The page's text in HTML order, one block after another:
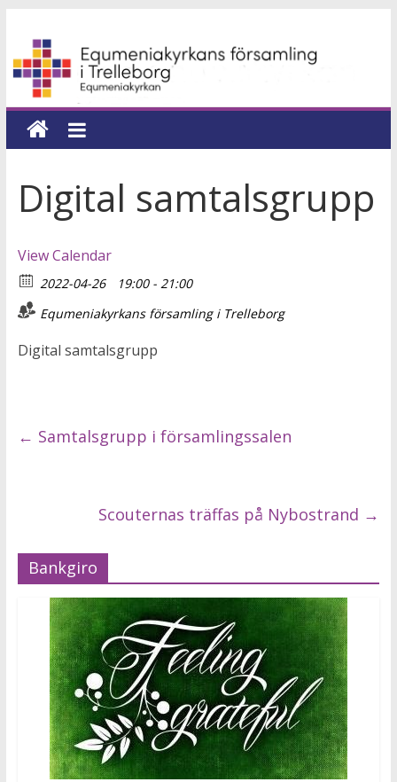
innehåll
Equmeniakyrkans
församling
i
Trelleborg
för
hela
livet
Digital samtalsgrupp
View Calendar
2022-04-26
19:00 - 21:00
Equmeniakyrkans församling i Trelleborg
Digital samtalsgrupp
← Samtalsgrupp i församlingssalen
Scouternas träffas på Nybostrand →
Bankgiro